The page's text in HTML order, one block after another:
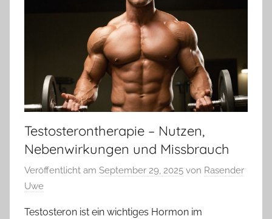
Testosterontherapie – Nutzen,
Nebenwirkungen und Missbrauch
Veröffentlicht am September 29, 2025 von Rasender
Uwe
Testosteron ist ein wichtiges Hormon im